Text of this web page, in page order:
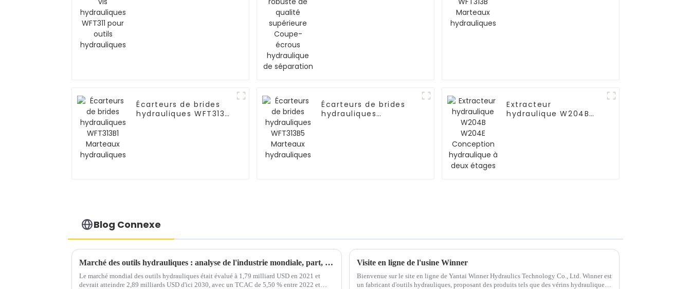
Écarteurs de brides
hydrauliques WFT313B1
Écarteurs de brides
hydrauliques
Extracteur
hydraulique W204B
Blog Connexe
Marché des outils hydrauliques : analyse de l'industrie mondiale, part, croissance, tendances et prévisions (2022 à 2030)
Le marché mondial des outils hydrauliques était évalué à 1,79 milliard USD en 2021 et
devrait atteindre 2,89 milliards USD d'ici 2030, avec un TCAC de 5,50 % entre 2022 et
Visite en ligne de l'usine Winner
Bienvenue sur le site en ligne de Yantai Winner Hydraulics Technology Co., Ltd. Winner est
un fabricant d'outils hydrauliques, proposant des produits tels que des vérins hydrauliques,